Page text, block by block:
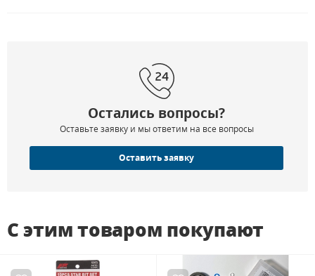
Остались вопросы?
Оставьте заявку и мы ответим на все вопросы
Оставить заявку
С этим товаром покупают